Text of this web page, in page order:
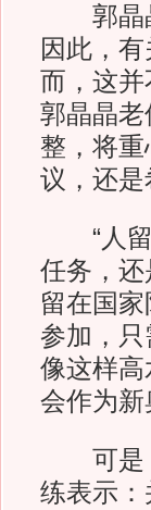
郭晶晶
因此，
而，这
郭晶晶
整，将
议，还
“人留
任务，还
留在国
参加，
像这样
会作为新
可是，
练表示